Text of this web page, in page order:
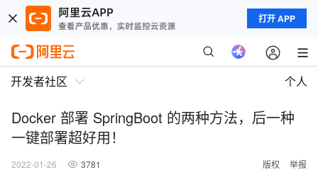
打开 APP
开发者社区 个人
Docker 部署 SpringBoot 的两种方法，后一种
一键部署超好用！
2022-01-26 3781 版权 举报